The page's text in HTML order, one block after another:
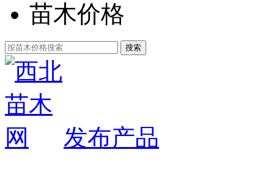
苗木价格
发布产品